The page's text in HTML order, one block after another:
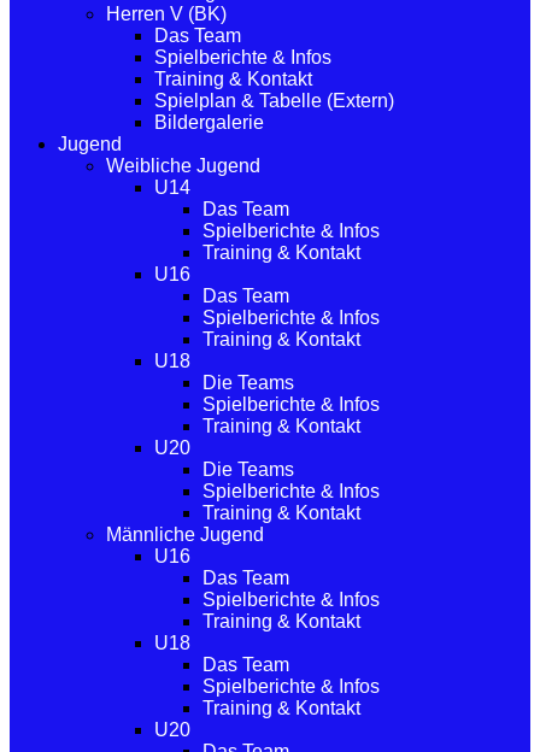
Herren V (BK)
Das Team
Spielberichte & Infos
Training & Kontakt
Spielplan & Tabelle (Extern)
Bildergalerie
Jugend
Weibliche Jugend
U14
Das Team
Spielberichte & Infos
Training & Kontakt
U16
Das Team
Spielberichte & Infos
Training & Kontakt
U18
Die Teams
Spielberichte & Infos
Training & Kontakt
U20
Die Teams
Spielberichte & Infos
Training & Kontakt
Männliche Jugend
U16
Das Team
Spielberichte & Infos
Training & Kontakt
U18
Das Team
Spielberichte & Infos
Training & Kontakt
U20